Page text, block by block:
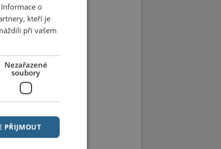
o
kteří je
při vašem
Nezařazené
soubory
PŘIJMOUT